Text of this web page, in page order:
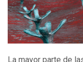
La mayor parte de